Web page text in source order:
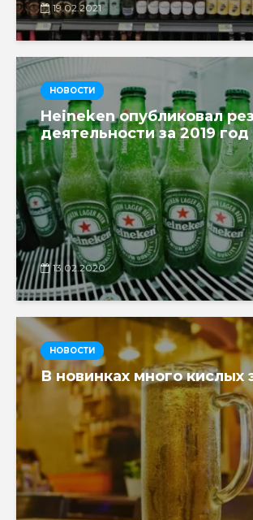
19.02.2021
НОВОСТИ
Heineken опубликовал
деятельности за 2019 год
13.02.2020
НОВОСТИ
В новинках много кислых